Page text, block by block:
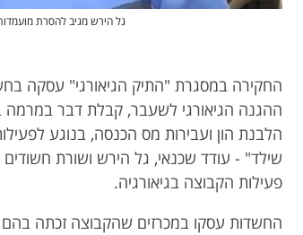
גל הירש מגיב להסרת
החקירה במסגרת "התיק הגיאורגי" עסקה
ההגנה הגיאורגי לשעבר, קבלת דבר במרמה
הלבנת הון ועבירות מס הכנסה, בנוגע
שילד" - עודד שכנאי, גל הירש ושורת
פעילות הקבוצה בגיאורגיה.
החשדות עסקו במכרזים שהקבוצה זכתה בהם